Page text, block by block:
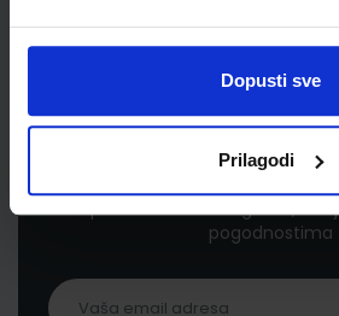
Dopusti sve
Prilagodi
Newsletter
proizvodima i uslugama,
pogodnostima